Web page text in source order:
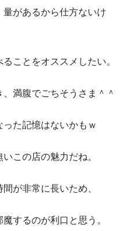
があるから仕方ないけ
ことをオススメしたい。
満腹でごちそうさま＾＾
た記憶はないかもｗ
この店の魅力だね。
が非常に長いため、
するのが利口と思う。